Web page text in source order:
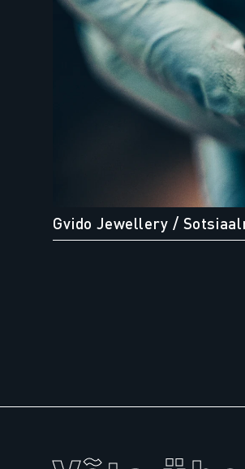
Gvido Jewellery /